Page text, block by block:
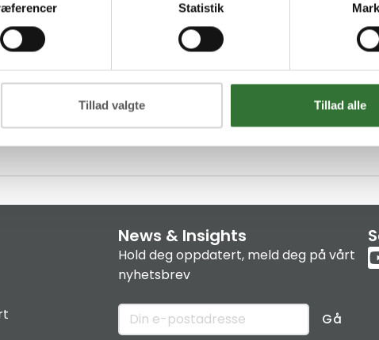
Statistik
Tillad valgte Tillad alle
tidsplaner for når disse kan tilgås. En nøkkel kan for
gruppe låser kun fra kl. 10 til 16 i helgene. Nøkler
nøkler kan utleveres før de aktiveres, og kan settes til å
vil bli tillatt.
risikoen for problemer forårsaket av tapte eller stjålne
News & Insights
Hold deg oppdatert, meld deg på vårt
nyhetsbrev
Gå